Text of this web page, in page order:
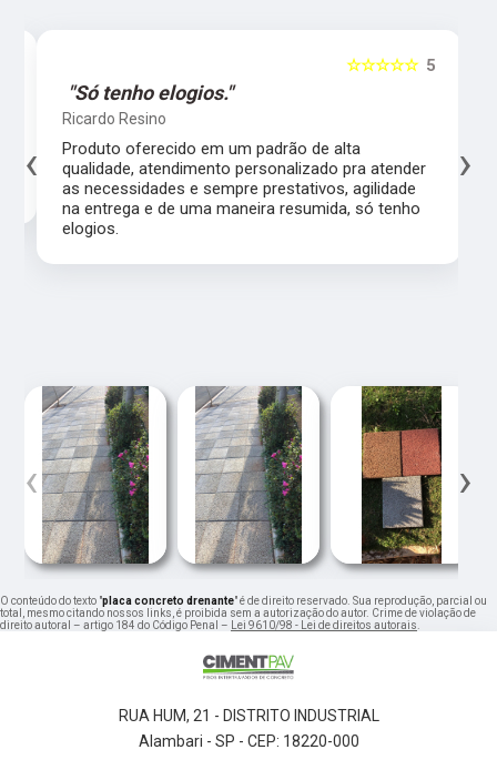
5
☆☆☆☆☆
"Só tenho elogios."
Ricardo Resino
Produto oferecido em um padrão de alta
qualidade, atendimento personalizado pra atender
as necessidades e sempre prestativos, agilidade
na entrega e de uma maneira resumida, só tenho
elogios.
‹ ›
‹ ›
O conteúdo do texto "placa concreto drenante" é de direito reservado. Sua reprodução, parcial ou
total, mesmo citando nossos links, é proibida sem a autorização do autor. Crime de violação de
direito autoral – artigo 184 do Código Penal –
Lei 9610/98 - Lei de direitos autorais
RUA HUM, 21 - DISTRITO INDUSTRIAL
Alambari - SP - CEP: 18220-000